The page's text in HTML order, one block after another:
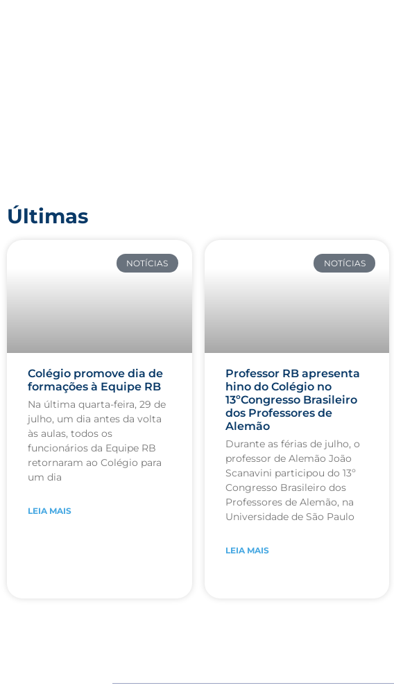
Últimas
NOTÍCIAS
Colégio promove dia de
formações à Equipe RB
Na última quarta-feira, 29 de
julho, um dia antes da volta
às aulas, todos os
funcionários da Equipe RB
retornaram ao Colégio para
um dia
LEIA MAIS
NOTÍCIAS
Professor RB apresenta
hino do Colégio no
13ºCongresso Brasileiro
dos Professores de
Alemão
Durante as férias de julho, o
professor de Alemão João
Scanavini participou do 13º
Congresso Brasileiro dos
Professores de Alemão, na
Universidade de São Paulo
LEIA MAIS